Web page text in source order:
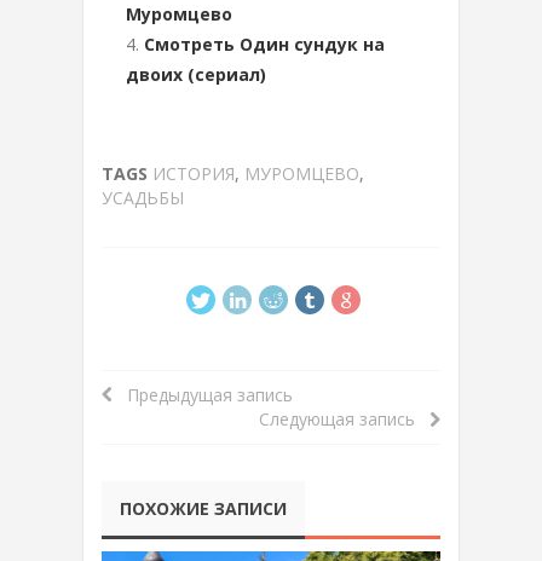
Муромцево
Смотреть Один сундук на
двоих (сериал)
TAGS ИСТОРИЯ, МУРОМЦЕВО,
УСАДЬБЫ
Предыдущая запись
Следующая запись
ПОХОЖИЕ ЗАПИСИ